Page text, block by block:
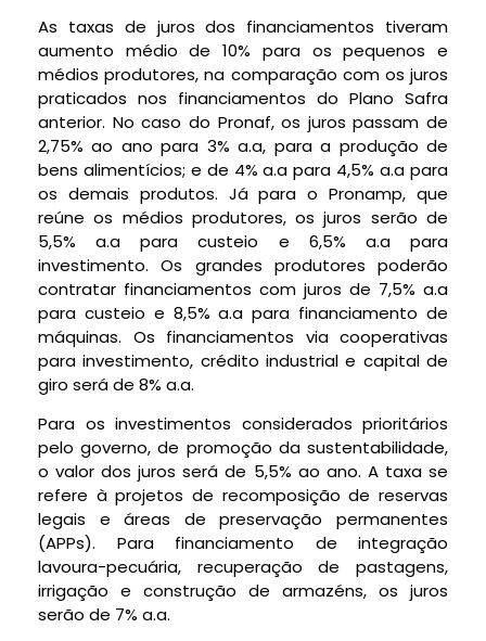
As taxas de juros dos financiamentos tiveram
aumento médio de 10% para os pequenos e
médios produtores, na comparação com os juros
praticados nos financiamentos do Plano Safra
anterior. No caso do Pronaf, os juros passam de
2,75% ao ano para 3% a.a, para a produção de
bens alimentícios; e de 4% a.a para 4,5% a.a para
os demais produtos. Já para o Pronamp, que
reúne os médios produtores, os juros serão de
5,5% a.a para custeio e 6,5% a.a para
investimento. Os grandes produtores poderão
contratar financiamentos com juros de 7,5% a.a
para custeio e 8,5% a.a para financiamento de
máquinas. Os financiamentos via cooperativas
para investimento, crédito industrial e capital de
giro será de 8% a.a.
Para os investimentos considerados prioritários
pelo governo, de promoção da sustentabilidade,
o valor dos juros será de 5,5% ao ano. A taxa se
refere à projetos de recomposição de reservas
legais e áreas de preservação permanentes
(APPs). Para financiamento de integração
lavoura-pecuária, recuperação de pastagens,
irrigação e construção de armazéns, os juros
serão de 7% a.a.